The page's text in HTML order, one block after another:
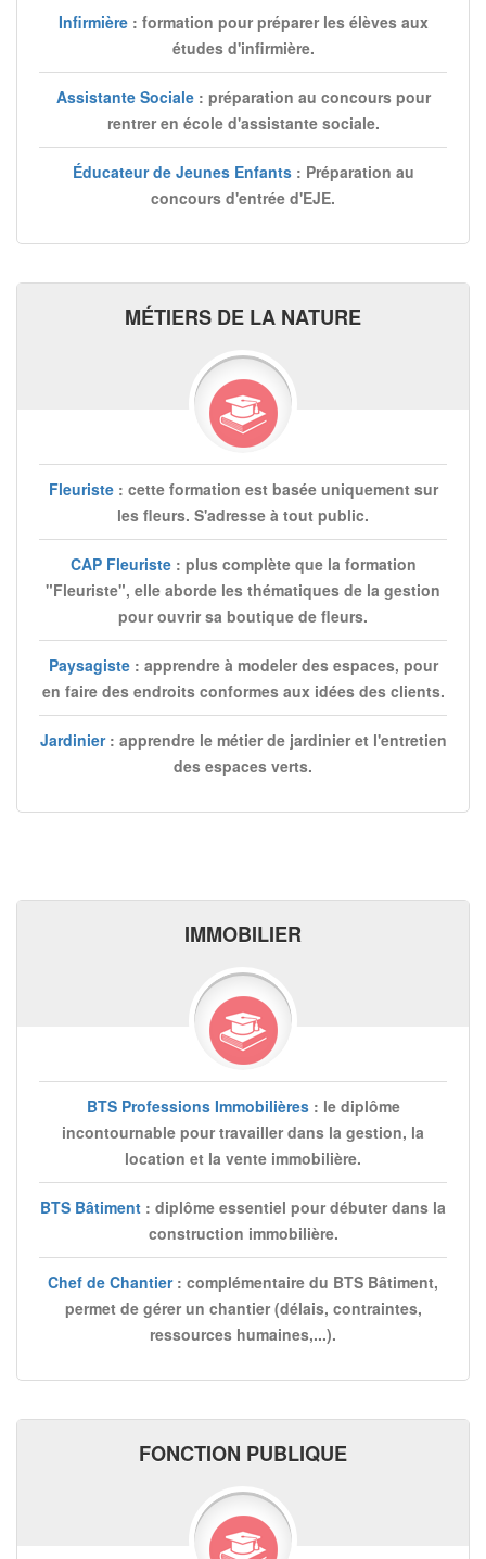
Infirmière: formation pour préparer les élèves aux
études d'infirmière.
Assistante Sociale: préparation au concours pour
rentrer en école d'assistante sociale.
Éducateur de Jeunes Enfants: Préparation au
concours d'entrée d'EJE.
MÉTIERS DE LA NATURE
Fleuriste: cette formation est basée uniquement sur
les fleurs. S'adresse à tout public.
CAP Fleuriste: plus complète que la formation
"Fleuriste", elle aborde les thématiques de la gestion
pour ouvrir sa boutique de fleurs.
Paysagiste: apprendre à modeler des espaces, pour
en faire des endroits conformes aux idées des clients.
Jardinier: apprendre le métier de jardinier et l'entretien
des espaces verts.
IMMOBILIER
BTS Professions Immobilières: le diplôme
incontournable pour travailler dans la gestion, la
location et la vente immobilière.
BTS Bâtiment : diplôme essentiel pour débuter dans la
construction immobilière.
Chef de Chantier: complémentaire du BTS Bâtiment,
permet de gérer un chantier (délais, contraintes,
ressources humaines,...).
FONCTION PUBLIQUE